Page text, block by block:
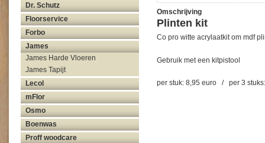
Dr. Schutz
Floorservice
Forbo
James
James Harde Vloeren
James Tapijt
Lecol
mFlor
Osmo
Boenwas
Proff woodcare
Omschrijving
Plinten kit
Co pro witte acrylaatkit om mdf
Gebruik met een kitpistool
per stuk: 8,95 euro / per 3